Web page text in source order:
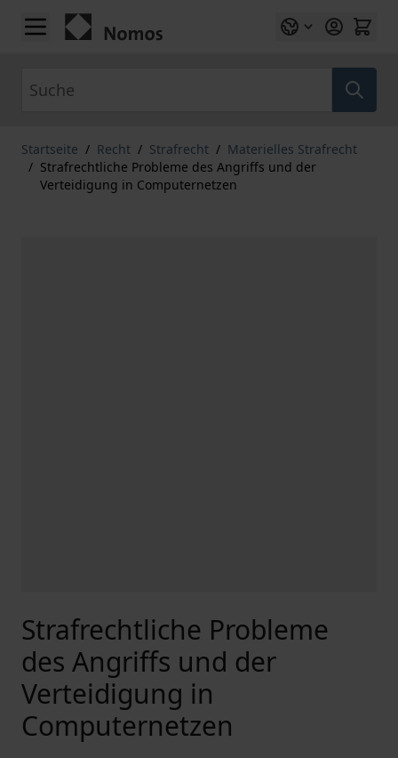
Zum Inhalt springen
Startseite / Recht / Strafrecht / Materielles Strafrecht
/ Strafrechtliche Probleme des Angriffs und der
Verteidigung in Computernetzen
Strafrechtliche Probleme
des Angriffs und der
Verteidigung in
Computernetzen